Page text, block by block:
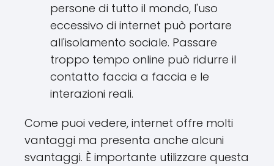
persone di tutto il mondo, l'uso
eccessivo di internet può portare
all'isolamento sociale. Passare
troppo tempo online può ridurre il
contatto faccia a faccia e le
interazioni reali.
Come puoi vedere, internet offre molti
vantaggi ma presenta anche alcuni
svantaggi. È importante utilizzare questa